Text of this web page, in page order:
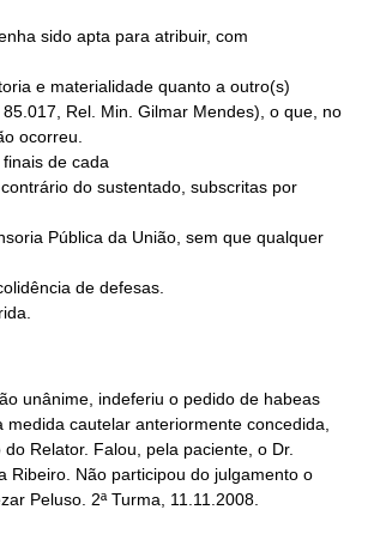
de cada
unânime, indeferiu o pedido de habeas
medida cautelar anteriormente concedida,
Relator. Falou, pela paciente, o Dr.
Ribeiro. Não participou do julgamento o
Peluso. 2ª Turma, 11.11.2008.